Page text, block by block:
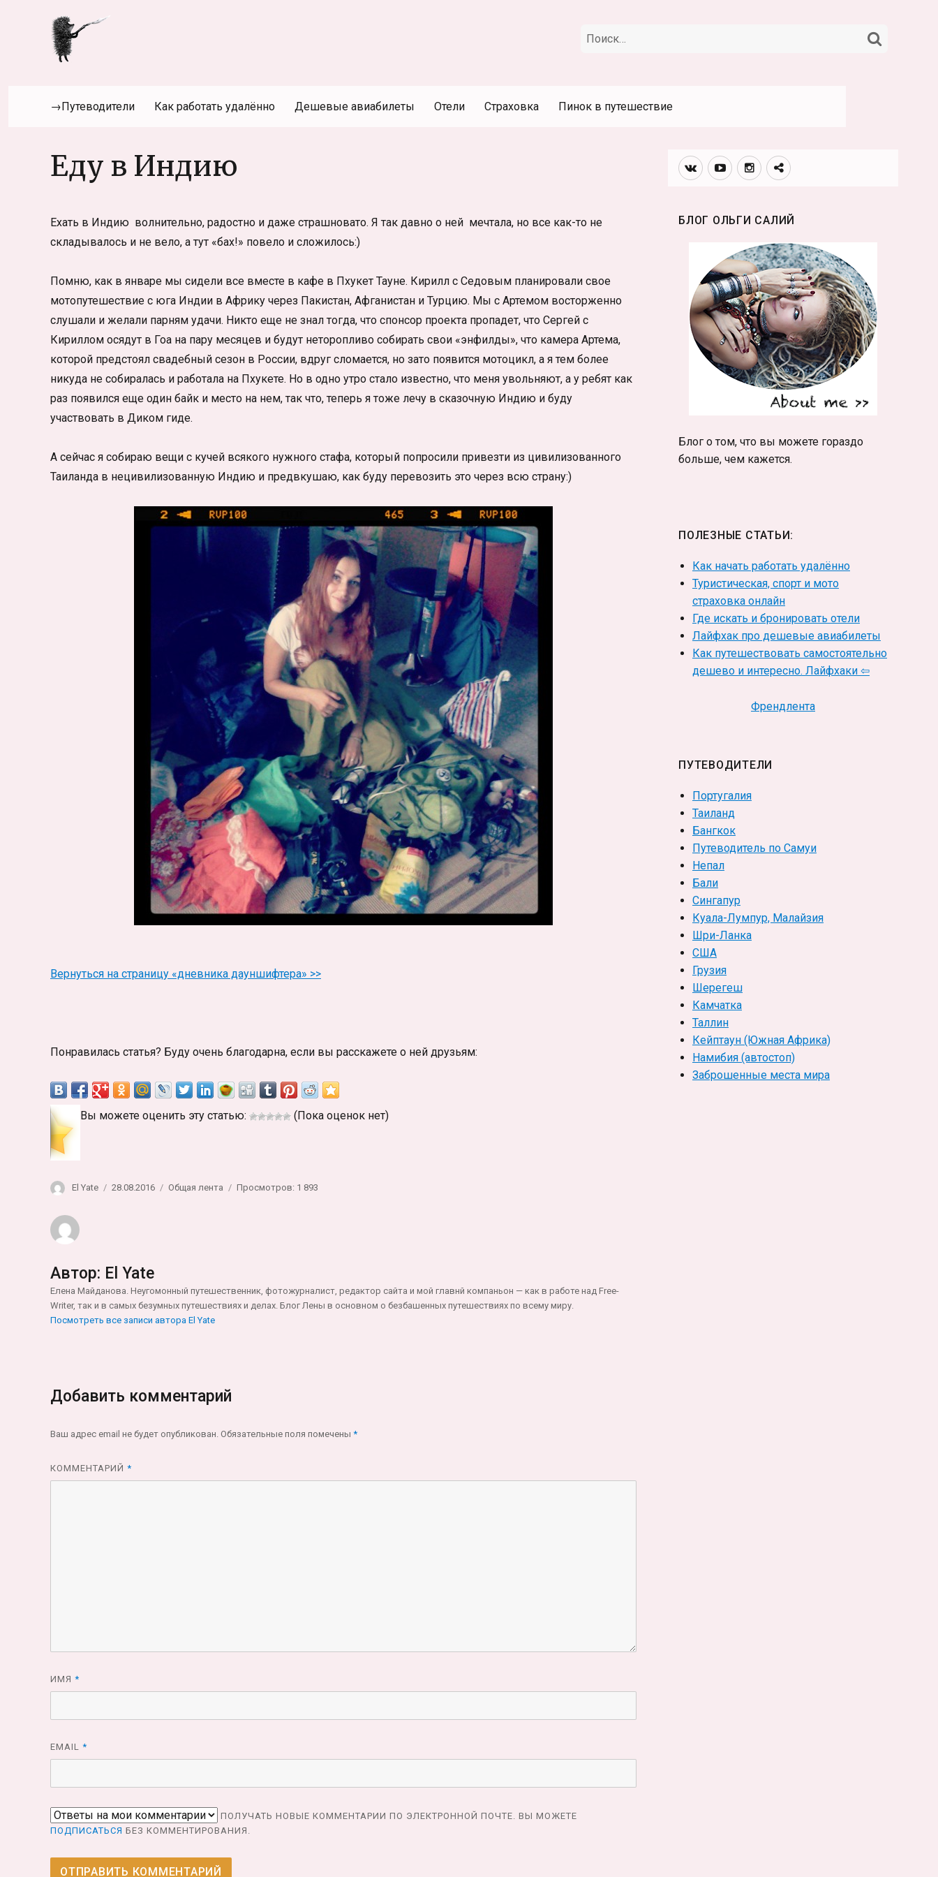
Искать:
→Путеводители Как работать удалённо Дешевые авиабилеты Отели Страховка Пинок в путешествие
Еду в Индию
Ехать в Индию волнительно, радостно и даже страшновато. Я так давно о ней мечтала, но все как-то не
складывалось и не вело, а тут «бах!» повело и сложилось:)
Помню, как в январе мы сидели все вместе в кафе в Пхукет Тауне. Кирилл с Седовым планировали свое
мотопутешествие с юга Индии в Африку через Пакистан, Афганистан и Турцию. Мы с Артемом восторженно
слушали и желали парням удачи. Никто еще не знал тогда, что спонсор проекта пропадет, что Сергей с
Кириллом осядут в Гоа на пару месяцев и будут неторопливо собирать свои «энфилды», что камера Артема,
которой предстоял свадебный сезон в России, вдруг сломается, но зато появится мотоцикл, а я тем более
никуда не собиралась и работала на Пхукете. Но в одно утро стало известно, что меня увольняют, а у ребят как
раз появился еще один байк и место на нем, так что, теперь я тоже лечу в сказочную Индию и буду
участвовать в Диком гиде.
А сейчас я собираю вещи с кучей всякого нужного стафа, который попросили привезти из цивилизованного
Таиланда в нецивилизованную Индию и предвкушаю, как буду перевозить это через всю страну:)
Вернуться на страницу «дневника дауншифтера» >>
Понравилась статья? Буду очень благодарна, если вы расскажете о ней друзьям:
Вы можете оценить эту статью: (Пока оценок нет)
Автор
El Yate Опубликовано
28.08.2016 Рубрики
Общая лента Просмотров: 1 893
Автор: El Yate
Елена Майданова. Неугомонный путешественник, фотожурналист, редактор сайта и мой главнй компаньон — как в работе над Free-
Writer, так и в самых безумных путешествиях и делах. Блог Лены в основном о безбашенных путешествиях по всему миру.
Посмотреть все записи автора El Yate
Добавить комментарий
Ваш адрес email не будет опубликован. Обязательные поля помечены *
КОММЕНТАРИЙ *
ИМЯ *
EMAIL *
ПОЛУЧАТЬ НОВЫЕ КОММЕНТАРИИ ПО ЭЛЕКТРОННОЙ ПОЧТЕ. ВЫ МОЖЕТЕ
ПОДПИСАТЬСЯ БЕЗ КОММЕНТИРОВАНИЯ.
Вконтакте
YoutubeИнстаграмм
Телеграм
БЛОГ ОЛЬГИ САЛИЙ
Блог о том, что вы можете гораздо
больше, чем кажется.
ПОЛЕЗНЫЕ СТАТЬИ:
Как начать работать удалённо
Туристическая, спорт и мото
страховка онлайн
Где искать и бронировать отели
Лайфхак про дешевые авиабилеты
Как путешествовать самостоятельно
дешево и интересно. Лайфхаки ⇦
Френдлента
ПУТЕВОДИТЕЛИ
Португалия
Таиланд
Бангкок
Путеводитель по Самуи
Непал
Бали
Сингапур
Куала-Лумпур, Малайзия
Шри-Ланка
США
Грузия
Шерегеш
Камчатка
Таллин
Кейптаун (Южная Африка)
Намибия (автостоп)
Заброшенные места мира